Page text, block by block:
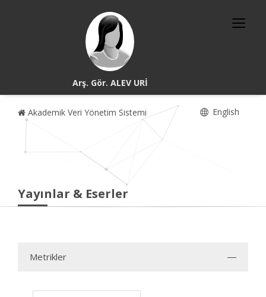
Arş. Gör. ALEV URİ
Akademik Veri Yönetim Sistemi English
Yayınlar & Eserler
Metrikler